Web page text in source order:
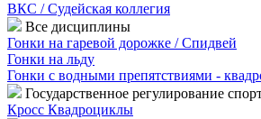
ВКС / Судейская коллегия
Все дисциплины
Гонки на гаревой дорожке / Спидвей
Гонки на льду
Гонки с водными препятствиями -
Государственное регулирование
Кросс Квадроциклы